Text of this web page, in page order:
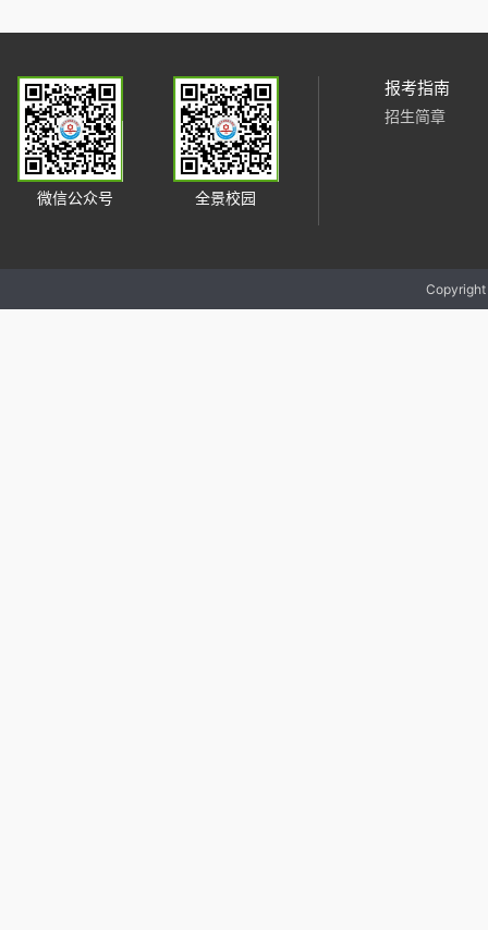
微信公众号 全景校园
报考指南
招生简章
Copyright